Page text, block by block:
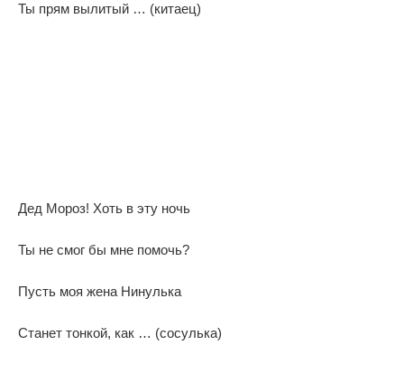
Ты прям вылитый … (китаец)
Дед Мороз! Хоть в эту ночь
Ты не смог бы мне помочь?
Пусть моя жена Нинулька
Станет тонкой, как … (сосулька)